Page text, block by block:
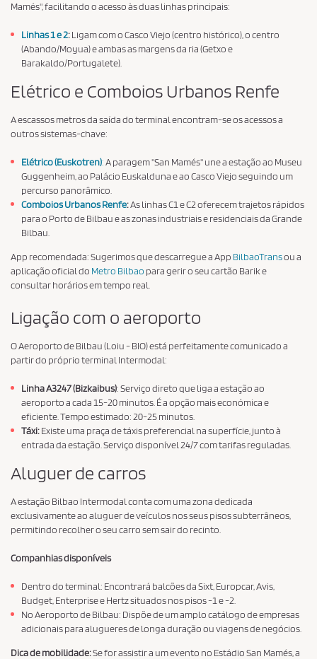
Mamés", facilitando o acesso às duas linhas principais:
Linhas 1 e 2:Ligam com o Casco Viejo (centro histórico), o centro
(Abando/Moyua) e ambas as margens da ria (Getxo e
Barakaldo/Portugalete).
Elétrico e Comboios Urbanos Renfe
A escassos metros da saída do terminal encontram-se os acessos a
outros sistemas-chave:
Elétrico (Euskotren):A paragem "San Mamés" une a estação ao Museu
Guggenheim, ao Palácio Euskalduna e ao Casco Viejo seguindo um
percurso panorâmico.
Comboios Urbanos Renfe:As linhas C1 e C2 oferecem trajetos rápidos
para o Porto de Bilbau e as zonas industriais e residenciais da Grande
Bilbau.
App recomendada: Sugerimos que descarregue a App BilbaoTransou a
aplicação oficial do Metro Bilbao para gerir o seu cartão Barik e
consultar horários em tempo real.
Ligação com o aeroporto
O Aeroporto de Bilbau (Loiu - BIO) está perfeitamente comunicado a
partir do próprio terminal Intermodal:
Linha A3247 (Bizkaibus): Serviço direto que liga a estação ao
aeroporto a cada 15-20 minutos. É a opção mais económica e
eficiente. Tempo estimado: 20-25 minutos.
Táxi:Existe uma praça de táxis preferencial na superfície, junto à
entrada da estação. Serviço disponível 24/7 com tarifas reguladas.
Aluguer de carros
A estação Bilbao Intermodal conta com uma zona dedicada
exclusivamente ao aluguer de veículos nos seus pisos subterrâneos,
permitindo recolher o seu carro sem sair do recinto.
Companhias disponíveis
Dentro do terminal: Encontrará balcões da Sixt, Europcar, Avis,
Budget, Enterprise e Hertz situados nos pisos -1 e -2.
No Aeroporto de Bilbau: Dispõe de um amplo catálogo de empresas
adicionais para alugueres de longa duração ou viagens de negócios.
Dica de mobilidade:Se for assistir a um evento no Estádio San Mamés, a